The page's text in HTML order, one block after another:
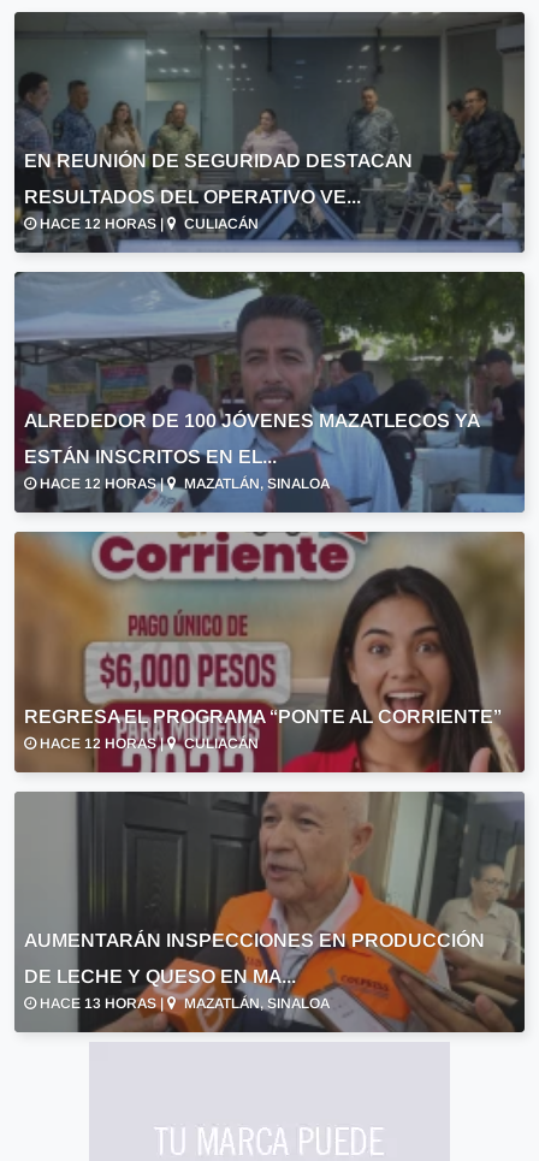
EN REUNIÓN DE SEGURIDAD DESTACAN
RESULTADOS DEL OPERATIVO VE...
HACE 12 HORAS | CULIACÁN
ALREDEDOR DE 100 JÓVENES MAZATLECOS YA
ESTÁN INSCRITOS EN EL...
HACE 12 HORAS | MAZATLÁN, SINALOA
REGRESA EL PROGRAMA “PONTE AL CORRIENTE”
HACE 12 HORAS | CULIACÁN
AUMENTARÁN INSPECCIONES EN PRODUCCIÓN
DE LECHE Y QUESO EN MA...
HACE 13 HORAS | MAZATLÁN, SINALOA